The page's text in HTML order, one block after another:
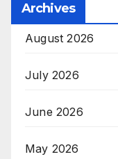
Archives
August 2026
July 2026
June 2026
May 2026